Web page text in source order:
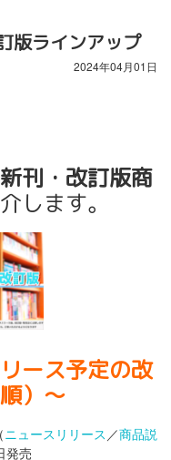
版ラインアップ
2024年04月01日
刊・改訂版商
します。
ース予定の改
）〜
ニュースリリース ／商品説
発売